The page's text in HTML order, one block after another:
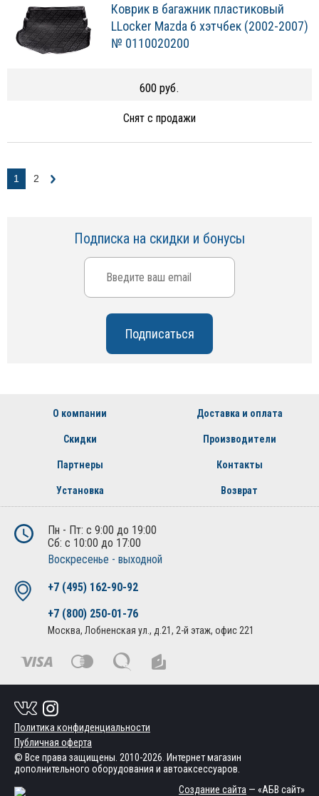
Коврик в багажник пластиковый
LLocker Mazda 6 хэтчбек (2002-2007)
№ 0110020200
600 руб.
Снят с продажи
1 2
Подписка на скидки и бонусы
О компании Доставка и оплата
Скидки Производители
Партнеры Контакты
Установка Возврат
Пн - Пт: с 9:00 до 19:00
Сб: с 10:00 до 17:00
Воскресенье - выходной
+7 (495) 162-90-92
+7 (800) 250-01-76
Москва, Лобненская ул., д.21, 2-й этаж, офис 221
Политика конфиденциальности
Публичная оферта
© Все права защищены. 2010-2026. Интернет магазин
дополнительного оборудования и автоаксессуаров.
Создание сайта — «АБВ сайт»